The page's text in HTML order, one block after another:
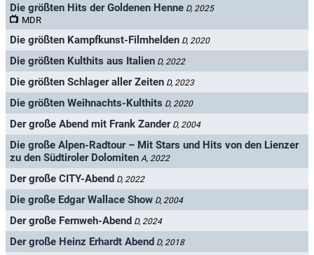
Die größten Hits der Goldenen Henne D, 2025
MDR
Die größten Kampfkunst-Filmhelden D, 2020
Die größten Kulthits aus Italien D, 2022
Die größten Schlager aller Zeiten D, 2023
Die größten Weihnachts-Kulthits D, 2020
Der große Abend mit Frank Zander D, 2004
Die große Alpen-Radtour – Mit Stars und Hits von den Lienzer
zu den Südtiroler Dolomiten A, 2022
Der große CITY-Abend D, 2022
Die große Edgar Wallace Show D, 2004
Der große Fernweh-Abend D, 2024
Der große Heinz Erhardt Abend D, 2018